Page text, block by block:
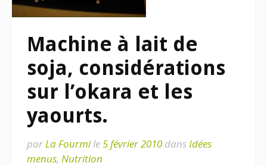
Machine à lait de
soja, considérations
sur l’okara et les
yaourts.
parLa Fourmile5 février 2010 dansIdées
menus, Nutrition